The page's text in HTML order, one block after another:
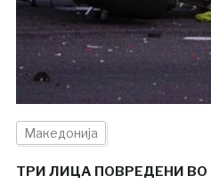
Македонија
ТРИ ЛИЦА ПОВРЕДЕНИ